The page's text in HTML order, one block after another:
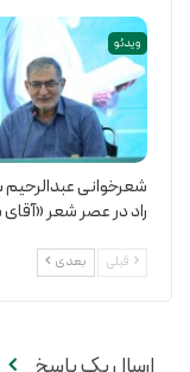
ویدئو
شعرخوانی
راد در عصر شعر
قبلی بعدی